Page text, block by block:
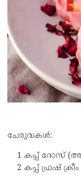
ചേരുവകൾ:
1 കപ്പ് റോസ്
2 കപ്പ് ഫ്രഷ് ക്രീം